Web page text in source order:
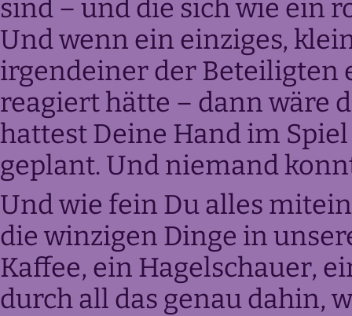
sind – und die sich wie ein
Und wenn ein einziges,
irgendeiner der Beteiligten
reagiert hätte – dann wäre
hattest Deine Hand im
geplant. Und niemand
Und wie fein Du alles
die winzigen Dinge in
Kaffee, ein Hagelschauer,
durch all das genau dahin,